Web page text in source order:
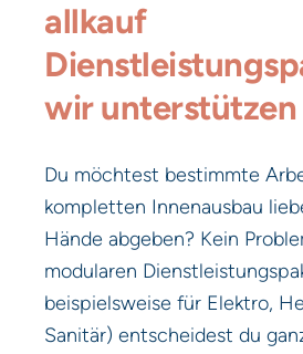
allkauf
wir unterstützen
Du möchtest bestimmte
kompletten Innenausbau
Hände abgeben? Kein
modularen
beispielsweise für Elektro,
Sanitär) entscheidest du